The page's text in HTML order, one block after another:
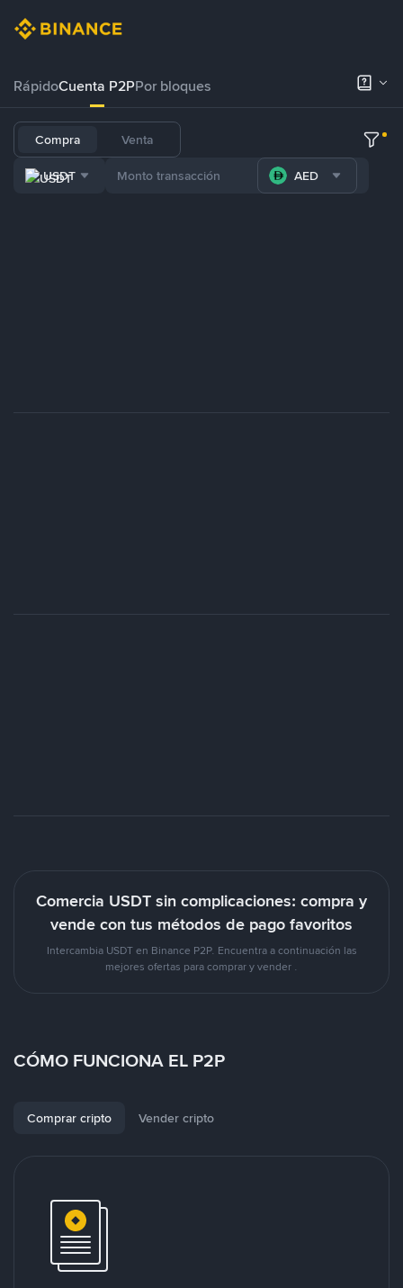
RápidoCuenta P2PPor bloques
Compra Venta
USDT AED
Comercia USDT sin complicaciones: compra y
vende con tus métodos de pago favoritos
Intercambia USDT en Binance P2P. Encuentra a continuación las
mejores ofertas para comprar y vender .
CÓMO FUNCIONA EL P2P
Comprar cripto Vender cripto